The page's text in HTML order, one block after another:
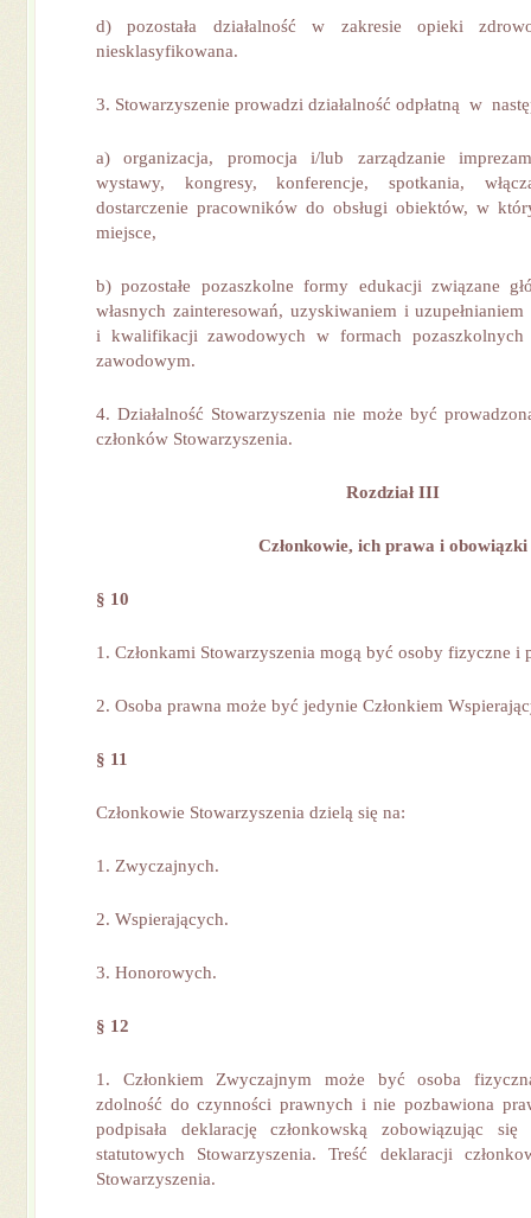
d) pozostała działalność w zakresie opieki
niesklasyfikowana.
3. Stowarzyszenie prowadzi działalność odpłatną w
a) organizacja, promocja i/lub zarządzanie
wystawy, kongresy, konferencje, spotkania,
dostarczenie pracowników do obsługi obiektów, w
miejsce,
b) pozostałe pozaszkolne formy edukacji związane
własnych zainteresowań, uzyskiwaniem i
i kwalifikacji zawodowych w formach pozaszkolnych
zawodowym.
4. Działalność Stowarzyszenia nie może być
członków Stowarzyszenia.
Rozdział III
Członkowie, ich prawa i obowiązki
§ 10
1. Członkami Stowarzyszenia mogą być osoby fizyczne i
2. Osoba prawna może być jedynie Członkiem
§ 11
Członkowie Stowarzyszenia dzielą się na:
1. Zwyczajnych.
2. Wspierających.
3. Honorowych.
§ 12
1. Członkiem Zwyczajnym może być osoba
zdolność do czynności prawnych i nie pozbawiona
podpisała deklarację członkowską zobowiązując
statutowych Stowarzyszenia. Treść deklaracji
Stowarzyszenia.